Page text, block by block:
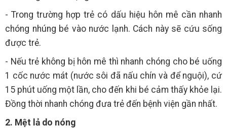
- Trong trường hợp trẻ có dấu hiệu hôn mê cần nhanh
chóng nhúng bé vào nước lạnh. Cách này sẽ cứu sống
được trẻ.
- Nếu trẻ không bị hôn mê thì nhanh chóng cho bé uống
1 cốc nước mát (nước sôi đã nấu chín và để nguội), cứ
15 phút uống một lần, cho đến khi bé cảm thấy khỏe lại.
Đồng thời nhanh chóng đưa trẻ đến bệnh viện gần nhất.
2. Mệt lả do nóng